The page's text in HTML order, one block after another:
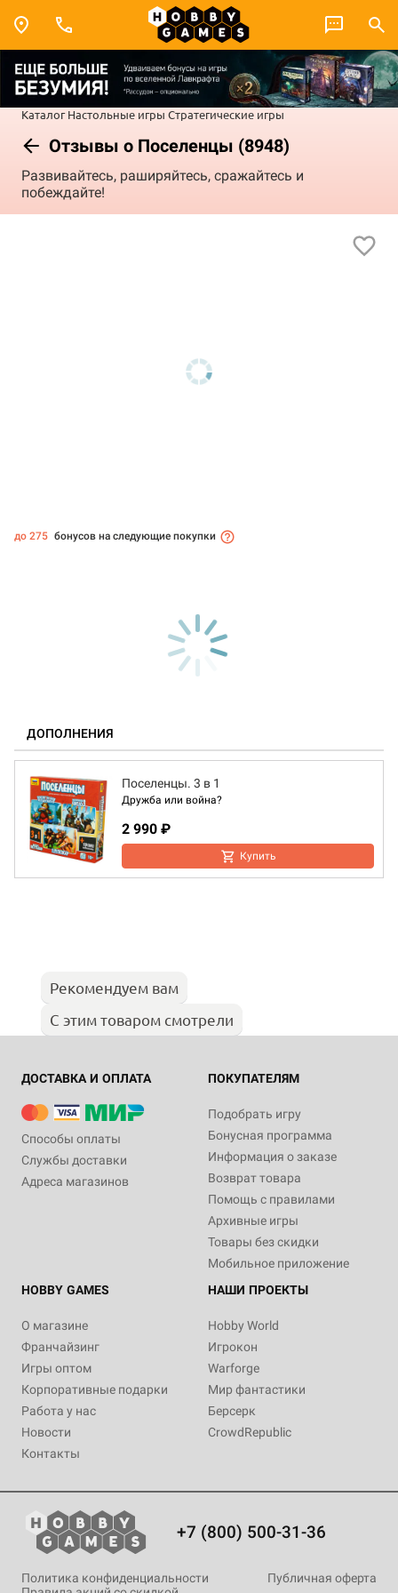
Каталог Настольные игры Стратегические игры
Отзывы о Поселенцы (8948)
Развивайтесь, раширяйтесь, сражайтесь и
побеждайте!
до 275 бонусов на следующие покупки
ДОПОЛНЕНИЯ
Поселенцы. 3 в 1
Дружба или война?
2 990 ₽
Купить
Рекомендуем вам
С этим товаром смотрели
ДОСТАВКА И ОПЛАТА
Способы оплаты
Службы доставки
Адреса магазинов
ПОКУПАТЕЛЯМ
Подобрать игру
Бонусная программа
Информация о заказе
Возврат товара
Помощь с правилами
Архивные игры
Товары без скидки
Мобильное приложение
HOBBY GAMES
О магазине
Франчайзинг
Игры оптом
Корпоративные подарки
Работа у нас
Новости
Контакты
НАШИ ПРОЕКТЫ
Hobby World
Игрокон
Warforge
Мир фантастики
Берсерк
CrowdRepublic
+7 (800) 500-31-36
Политика конфиденциальности
Публичная оферта